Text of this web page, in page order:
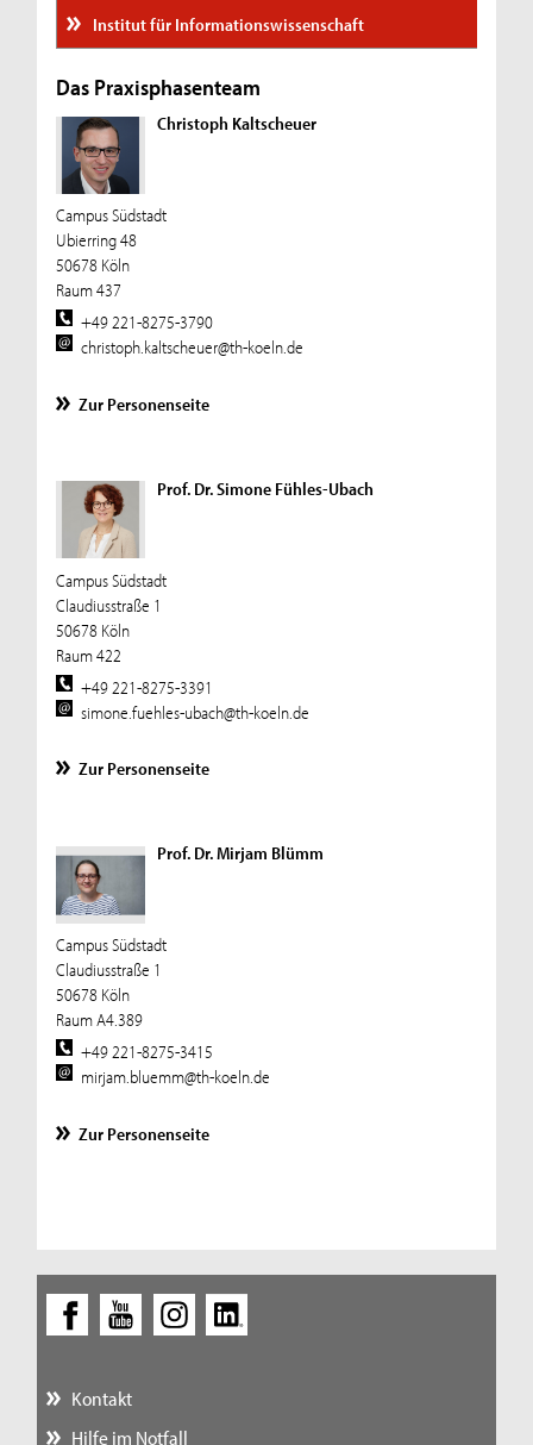
Institut für Informationswissenschaft
Das Praxisphasenteam
Christoph Kaltscheuer
Campus Südstadt
Ubierring 48
50678 Köln
Raum 437
+49 221-8275-3790
christoph.kaltscheuer@th-koeln.de
Zur Personenseite
Prof. Dr. Simone Fühles-Ubach
Campus Südstadt
Claudiusstraße 1
50678 Köln
Raum 422
+49 221-8275-3391
simone.fuehles-ubach@th-koeln.de
Zur Personenseite
Prof. Dr. Mirjam Blümm
Campus Südstadt
Claudiusstraße 1
50678 Köln
Raum A4.389
+49 221-8275-3415
mirjam.bluemm@th-koeln.de
Zur Personenseite
Kontakt
Hilfe im Notfall